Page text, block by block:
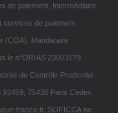
de paiement, Intermédiaire
services de paiement
(COA), Mandataire
le n°ORIAS 23003179
de Contrôle Prudentiel
75436 Paris Cedex
france.fr. SOFICCA ne